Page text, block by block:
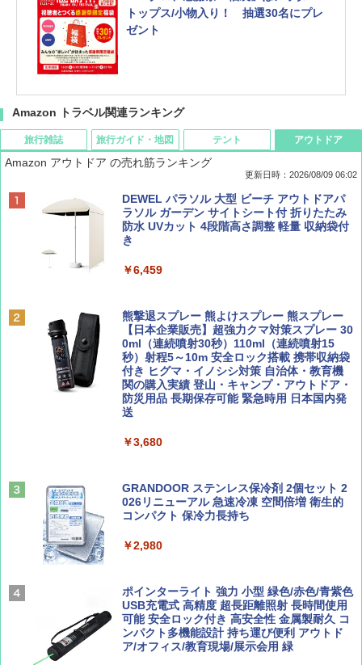
トップス/小物入り！ 抽選30名にプレ
ゼント
Amazon トラベル関連ランキング
旅行雑誌
BE-PAL(ビ-パル) 2026年 9 月号【特別付録:
SOTO ミニマル"旅"財布 ランダム2種】
￥1,500
誌] (ＤＩＳＮＥＹ ＦＡＮ)
￥713
山と溪谷 2026年8月号「南アルプス大全」
Coyote No.89 特集 星野道夫 夢見る旅
AIRLINE（エアライン）2026年9月号【特
集】ボーイング110周年を祝して！
￥1,760
旅行ガイド・地図
地球の歩き方 スター・ウォーズ
￥2,695
球の歩き方A ヨーロッパ
￥2,479
D40 地球の歩き方 チェンマイ タイ北部の魅
力的な町 2026～2027 地球の歩き方D アジア
￥2,079
A26 地球の歩き方 チェコ ポーランド スロヴ
ァキア 2026～2027 地球の歩き方A ヨーロッ
新しい日本地理 地図・統計・移動から読み
解く (講談社現代新書)
￥1,540
テント
[キャンパーズコレクション 山善] ポップアッ
プテント 傘みたいに広げて畳める パッとサ
ッとサンシェード キューブ フルクローズ メ
ッシュ 簡単設置 ワンタッチテント キャンプ
PYKES PEAK (パイクスピーク) 着替えテン
ト プライバシー テント 【中が透けない】 1
人用 折りたたみ 防災グッズ 災害用トイレ ビ
ーチ ピクニック ポップアップテント 携帯 簡
易 トイレテント (グレー)
￥4,980
500002(88859)
￥5,999
ーティング フルクローズ メッシュ 3-4人用
簡単設置 ポップアップテント エクルベージ
ュ(BC仕様) PATC-150B(EB)
￥9,990
アウトドア
Amazon アウトドア の売れ筋ランキング
更新日時：2026/08/09 06:02
DEWEL パラソル 大型 ビーチ アウトドアパ
ラソル ガーデン サイトシート付 折りたたみ
防水 UVカット 4段階高さ調整 軽量 収納袋付
き
￥6,459
熊撃退スプレー 熊よけスプレー 熊スプレー
【日本企業販売】超強力クマ対策スプレー 30
0ml（連続噴射30秒）110ml（連続噴射15
秒）射程5～10m 安全ロック搭載 携帯収納袋
付き ヒグマ・イノシシ対策 自治体・教育機
関の購入実績 登山・キャンプ・アウトドア・
防災用品 長期保存可能 緊急時用 日本国内発
送
￥3,680
GRANDOOR ステンレス保冷剤 2個セット 2
026リニューアル 急速冷凍 空間倍増 衛生的
コンパクト 保冷力長持ち
￥2,980
ポインターライト 強力 小型 緑色/赤色/青紫色
USB充電式 高精度 超長距離照射 長時間使用
可能 安全ロック付き 高安全性 金属製耐久 コ
ンパクト多機能設計 持ち運び便利 アウトド
ア/オフィス/教育現場/展示会用 緑